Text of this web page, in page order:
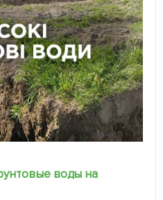
воды на